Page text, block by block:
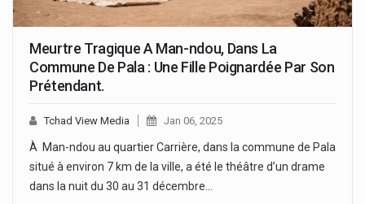
Meurtre Tragique A Man-ndou, Dans La
Commune De Pala : Une Fille Poignardée Par Son
Prétendant.
Tchad View Media Jan 06, 2025
À Man-ndou au quartier Carrière, dans la commune de Pala
situé à environ 7 km de la ville, a été le théâtre d’un drame
dans la nuit du 30 au 31 décembre…